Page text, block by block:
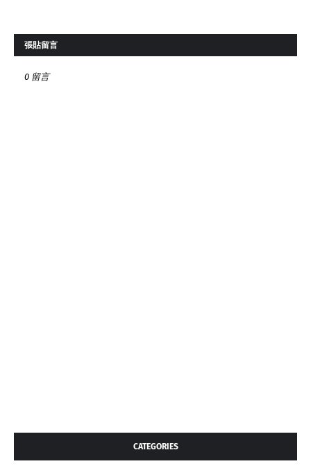
張貼留言
0 留言
CATEGORIES